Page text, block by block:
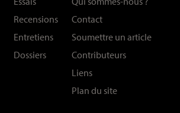
Recensions
Entretiens
Dossiers
Contact
Soumettre un article
Contributeurs
Liens
Plan du site